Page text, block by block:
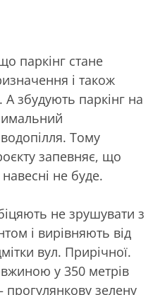
паркінг стане
і також
А збудують паркінг на
Тому
запевняє, що
не буде.
не зрушувати з
і вирівняють від
вул. Прирічної.
у 350 метрів
зелену